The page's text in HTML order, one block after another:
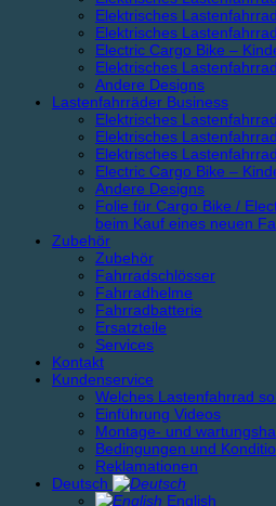
Elektrisches
Elektrisches
Electric Cargo Bike –
Elektrisches
Andere Designs
Lastenfahrräder Business
Elektrisches
Elektrisches
Elektrisches
Electric Cargo Bike –
Andere Designs
Folie für Cargo Bike /
beim Kauf eines neuen
Zubehör
Zubehör
Fahrradschlösser
Fahrradhelme
Fahrradbatterie
Ersatzteile
Services
Kontakt
Kundenservice
Welches Lastenfahrrad
Einführung Videos
Montage- und
Bedingungen und
Reklamationen
Deutsch
English